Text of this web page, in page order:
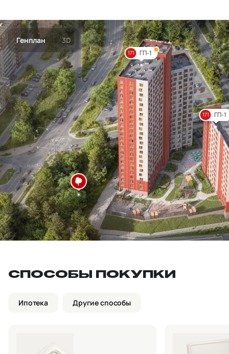
Генплан 3D
171 ГП-1
171 ГП-1
СПОСОБЫ ПОКУПКИ
Ипотека Другие способы